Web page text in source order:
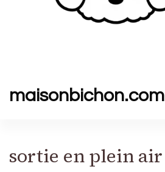
maisonbichon.com
sortie en plein air